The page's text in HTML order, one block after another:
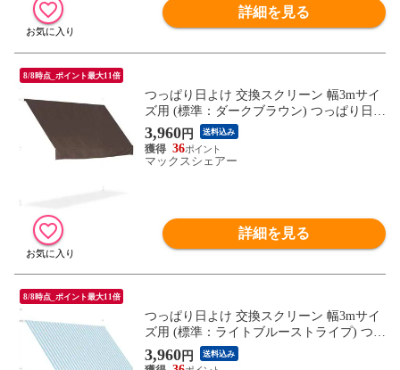
詳細を見る
8/8時点_ポイント最大11倍
つっぱり日よけ 交換スクリーン 幅3mサイ
ズ用 (標準：ダークブラウン) つっぱり日よ
けスクリーン サンシェード シェード オー
ニング ※スペアスクリーンのみ/日よけ本
体別売 送料無料
3,960円 送料込み
36
マックスシェアー
詳細を見る
8/8時点_ポイント最大11倍
つっぱり日よけ 交換スクリーン 幅3mサイ
ズ用 (標準：ライトブルーストライプ) つっ
ぱり日よけスクリーン サンシェード シェ
ード オーニング ※スペアスクリーンのみ/
3,960円 送料込み